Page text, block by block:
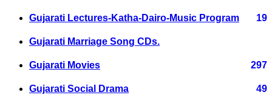
Gujarati Lectures-Katha-Dairo-Music Program 19
Gujarati Marriage Song CDs.
Gujarati Movies 297
Gujarati Social Drama 49